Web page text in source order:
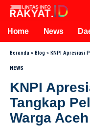
Home News
Beranda » Blog » KNPI Apresiasi
NEWS
KNPI
Tangkap
Warga Aceh